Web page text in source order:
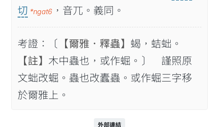
切 *ngat6 ，音兀。義同。
考證：〔 【爾雅．釋蟲】 蝎，蛣䖦。
【註】 木中蟲也，或作𧌑。〕 謹照原
文䖦改𧌑。蟲也改蠹蟲。或作𧌑三字移
於爾雅上。
外部連結